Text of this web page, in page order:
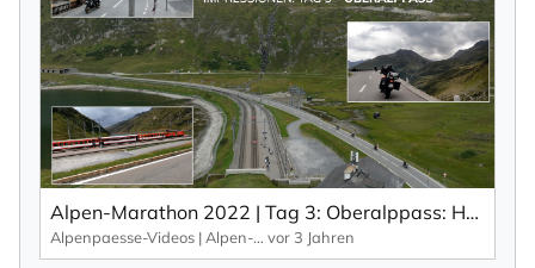
Alpen-Marathon 2022 | Tag 3: Oberalppass: Hochalpen-Pass mit Eisenbahn-Romantik. Impressionen aus: 7 Tage | 6 Länder | 50 Pässe.
Alpenpaesse-Videos | Alpen-Marathon vor 3 Jahren